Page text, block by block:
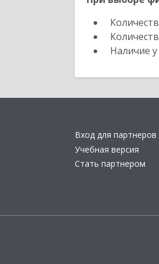
Наличие
Вход для партнеров
Учебная версия
Стать партнером